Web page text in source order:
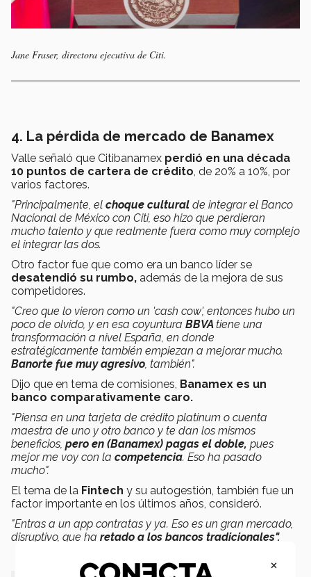
Jane Fraser, directora ejecutiva de Citi.
4. La pérdida de mercado de Banamex
Valle señaló que Citibanamex perdió en una década
10 puntos de cartera de crédito, de 20% a 10%, por
varios factores.
"Principalmente, el choque cultural de integrar el Banco
Nacional de México con Citi, eso hizo que perdieran
mucho talento y que realmente fuera como muy complejo
el integrar las dos.
Otro factor fue que como era un banco líder se
desatendió su rumbo, además de la mejora de sus
competidores.
"Creo que lo vieron como un 'cash cow', entonces hubo un
poco de olvido, y en esa coyuntura BBVAtiene una
transformación a nivel España, en donde
estratégicamente también empiezan a mejorar mucho.
Banorte fue muy agresivo, también".
Dijo que en tema de comisiones, Banamex es un
banco comparativamente caro.
"Piensa en una tarjeta de crédito platinum o cuenta
maestra de uno y otro banco y te dan los mismos
beneficios, pero en (Banamex) pagas el doble, pues
mejor me voy con la competencia. Eso ha pasado
mucho".
El tema de la Fintech y su autogestión, también fue un
factor importante en los últimos años, consideró.
"Entras a un app contratas y ya. Eso es un gran mercado,
disruptivo, que ha retado a los bancos tradicionales".
×